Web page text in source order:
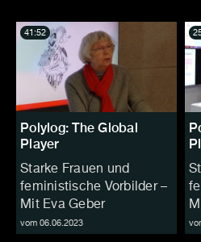
Polylog: The Global
Player
Starke Frauen und
feministische Vorbilder –
Mit Eva Geber
vom 06.06.2023
41:52